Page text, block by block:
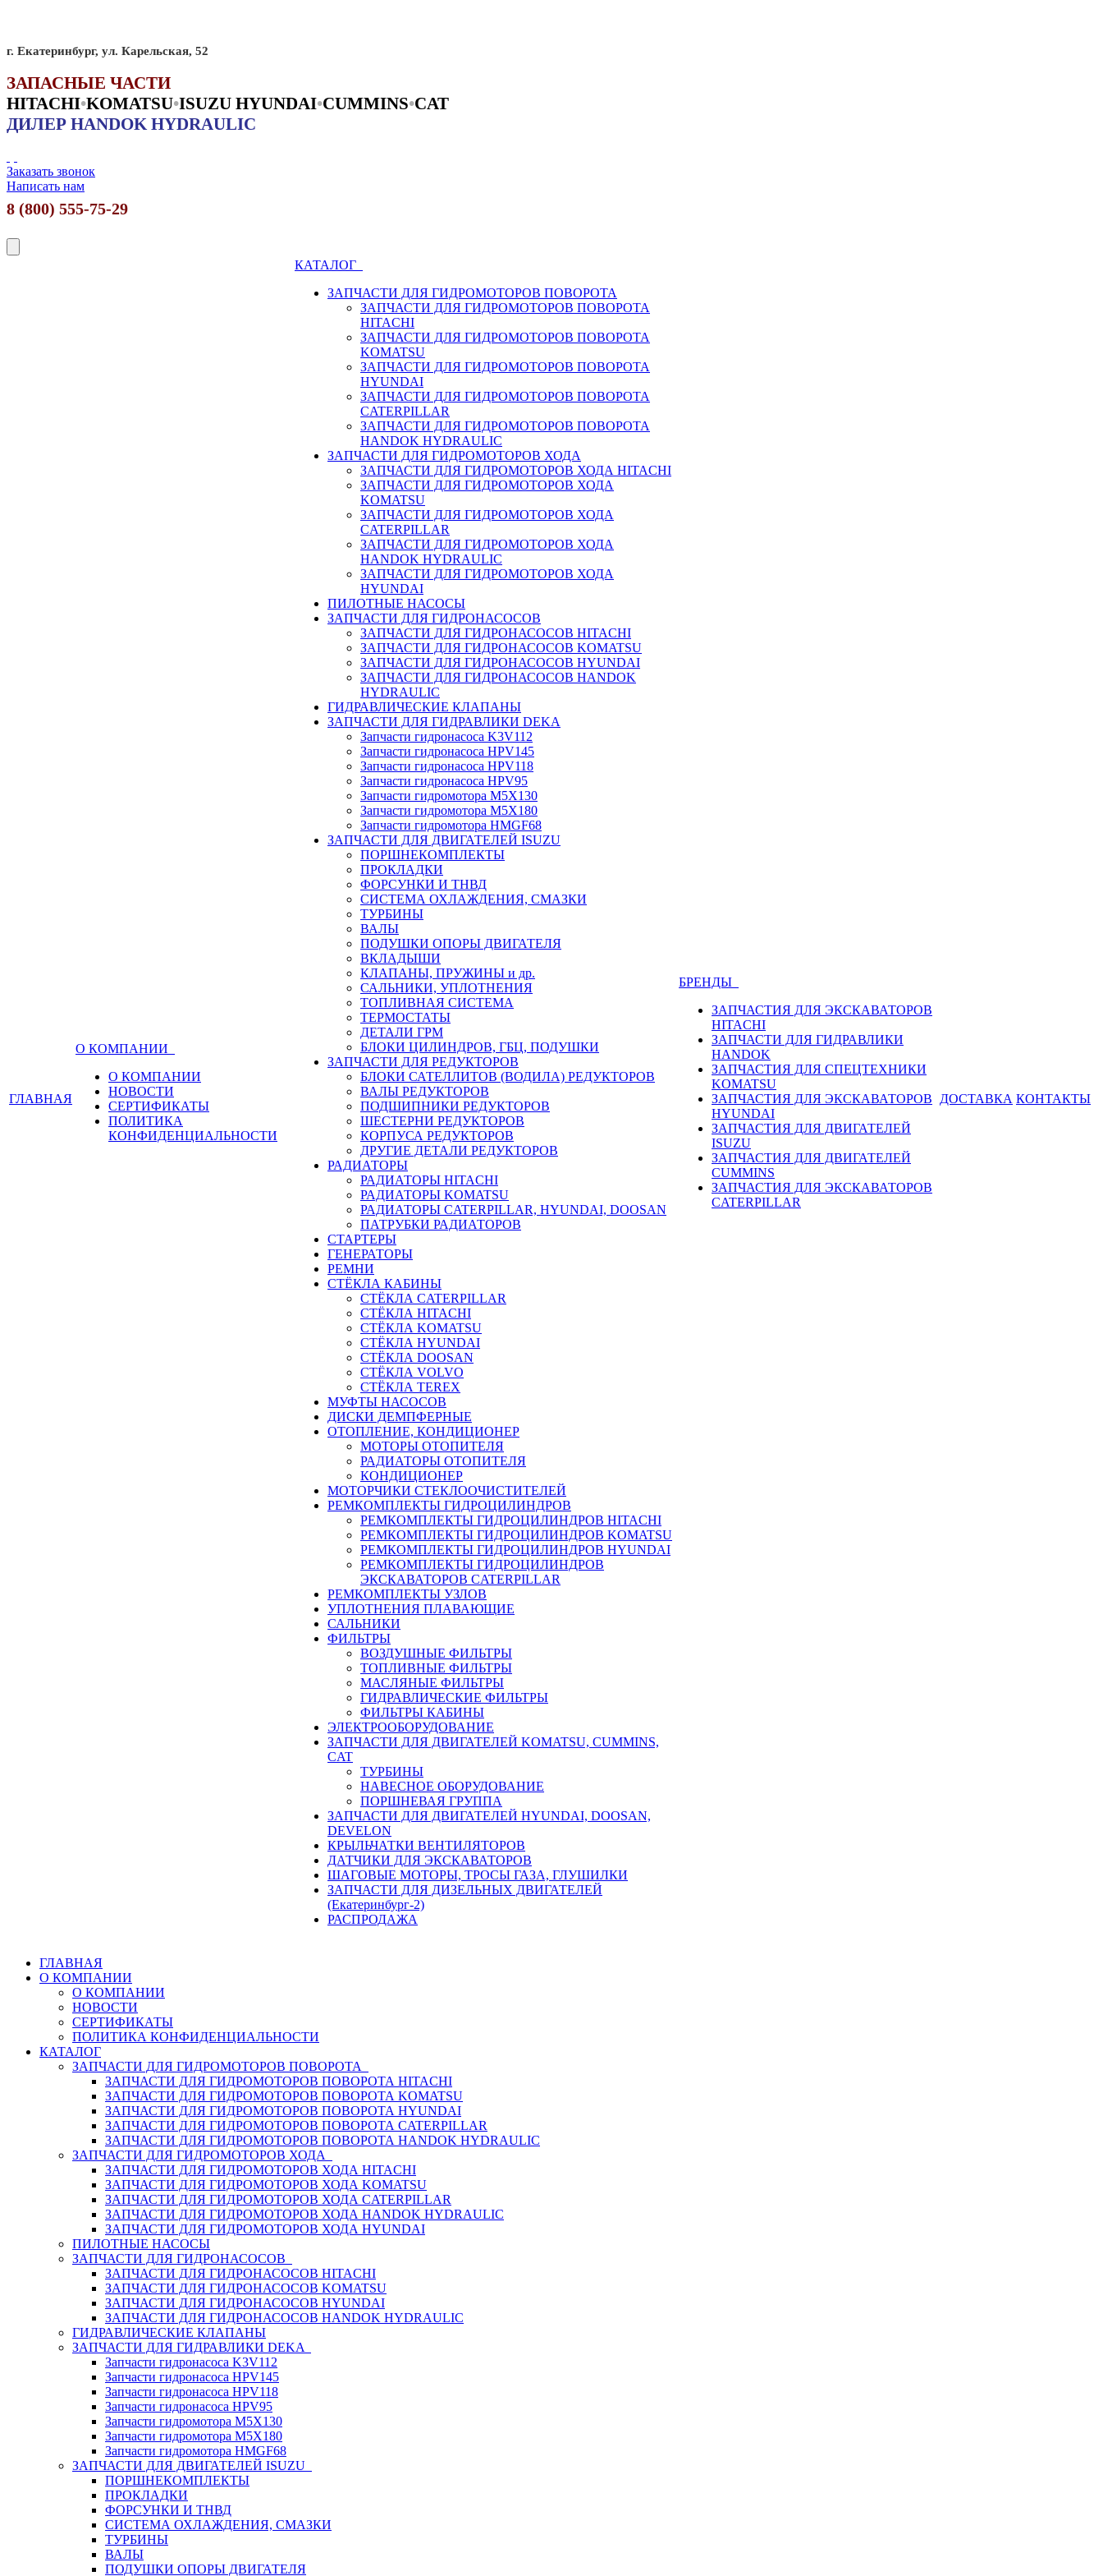
г. Екатеринбург, ул. Карельская, 52
ЗАПАСНЫЕ ЧАСТИ
HITACHI•KOMATSU•ISUZU HYUNDAI•CUMMINS•CAT
ДИЛЕР HANDOK HYDRAULIC
Заказать звонок
Написать нам
8 (800) 555-75-29
ГЛАВНАЯ
О КОМПАНИИ
О КОМПАНИИ
НОВОСТИ
СЕРТИФИКАТЫ
ПОЛИТИКА
КОНФИДЕНЦИАЛЬНОСТИ
КАТАЛОГ
ЗАПЧАСТИ ДЛЯ ГИДРОМОТОРОВ ПОВОРОТА
ЗАПЧАСТИ ДЛЯ ГИДРОМОТОРОВ ПОВОРОТА
HITACHI
ЗАПЧАСТИ ДЛЯ ГИДРОМОТОРОВ ПОВОРОТА
KOMATSU
ЗАПЧАСТИ ДЛЯ ГИДРОМОТОРОВ ПОВОРОТА
HYUNDAI
ЗАПЧАСТИ ДЛЯ ГИДРОМОТОРОВ ПОВОРОТА
CATERPILLAR
ЗАПЧАСТИ ДЛЯ ГИДРОМОТОРОВ ПОВОРОТА
HANDOK HYDRAULIC
ЗАПЧАСТИ ДЛЯ ГИДРОМОТОРОВ ХОДА
ЗАПЧАСТИ ДЛЯ ГИДРОМОТОРОВ ХОДА HITACHI
ЗАПЧАСТИ ДЛЯ ГИДРОМОТОРОВ ХОДА
KOMATSU
ЗАПЧАСТИ ДЛЯ ГИДРОМОТОРОВ ХОДА
CATERPILLAR
ЗАПЧАСТИ ДЛЯ ГИДРОМОТОРОВ ХОДА
HANDOK HYDRAULIC
ЗАПЧАСТИ ДЛЯ ГИДРОМОТОРОВ ХОДА
HYUNDAI
ПИЛОТНЫЕ НАСОСЫ
ЗАПЧАСТИ ДЛЯ ГИДРОНАСОСОВ
ЗАПЧАСТИ ДЛЯ ГИДРОНАСОСОВ HITACHI
ЗАПЧАСТИ ДЛЯ ГИДРОНАСОСОВ KOMATSU
ЗАПЧАСТИ ДЛЯ ГИДРОНАСОСОВ HYUNDAI
ЗАПЧАСТИ ДЛЯ ГИДРОНАСОСОВ HANDOK
HYDRAULIC
ГИДРАВЛИЧЕСКИЕ КЛАПАНЫ
ЗАПЧАСТИ ДЛЯ ГИДРАВЛИКИ DEKA
Запчасти гидронасоса K3V112
Запчасти гидронасоса HPV145
Запчасти гидронасоса HPV118
Запчасти гидронасоса HPV95
Запчасти гидромотора M5X130
Запчасти гидромотора M5X180
Запчасти гидромотора HMGF68
ЗАПЧАСТИ ДЛЯ ДВИГАТЕЛЕЙ ISUZU
ПОРШНЕКОМПЛЕКТЫ
ПРОКЛАДКИ
ФОРСУНКИ И ТНВД
СИСТЕМА ОХЛАЖДЕНИЯ, СМАЗКИ
ТУРБИНЫ
ВАЛЫ
ПОДУШКИ ОПОРЫ ДВИГАТЕЛЯ
ВКЛАДЫШИ
КЛАПАНЫ, ПРУЖИНЫ и др.
САЛЬНИКИ, УПЛОТНЕНИЯ
ТОПЛИВНАЯ СИСТЕМА
ТЕРМОСТАТЫ
ДЕТАЛИ ГРМ
БЛОКИ ЦИЛИНДРОВ, ГБЦ, ПОДУШКИ
ЗАПЧАСТИ ДЛЯ РЕДУКТОРОВ
БЛОКИ САТЕЛЛИТОВ (ВОДИЛА) РЕДУКТОРОВ
ВАЛЫ РЕДУКТОРОВ
ПОДШИПНИКИ РЕДУКТОРОВ
ШЕСТЕРНИ РЕДУКТОРОВ
КОРПУСА РЕДУКТОРОВ
ДРУГИЕ ДЕТАЛИ РЕДУКТОРОВ
РАДИАТОРЫ
РАДИАТОРЫ HITACHI
РАДИАТОРЫ KOMATSU
РАДИАТОРЫ CATERPILLAR, HYUNDAI, DOOSAN
ПАТРУБКИ РАДИАТОРОВ
СТАРТЕРЫ
ГЕНЕРАТОРЫ
РЕМНИ
СТЁКЛА КАБИНЫ
СТЁКЛА CATERPILLAR
СТЁКЛА HITACHI
СТЁКЛА KOMATSU
СТЁКЛА HYUNDAI
СТЁКЛА DOOSAN
СТЁКЛА VOLVO
СТЁКЛА TEREX
МУФТЫ НАСОСОВ
ДИСКИ ДЕМПФЕРНЫЕ
ОТОПЛЕНИЕ, КОНДИЦИОНЕР
МОТОРЫ ОТОПИТЕЛЯ
РАДИАТОРЫ ОТОПИТЕЛЯ
КОНДИЦИОНЕР
МОТОРЧИКИ СТЕКЛООЧИСТИТЕЛЕЙ
РЕМКОМПЛЕКТЫ ГИДРОЦИЛИНДРОВ
РЕМКОМПЛЕКТЫ ГИДРОЦИЛИНДРОВ HITACHI
РЕМКОМПЛЕКТЫ ГИДРОЦИЛИНДРОВ KOMATSU
РЕМКОМПЛЕКТЫ ГИДРОЦИЛИНДРОВ HYUNDAI
РЕМКОМПЛЕКТЫ ГИДРОЦИЛИНДРОВ
ЭКСКАВАТОРОВ CATERPILLAR
РЕМКОМПЛЕКТЫ УЗЛОВ
УПЛОТНЕНИЯ ПЛАВАЮЩИЕ
САЛЬНИКИ
ФИЛЬТРЫ
ВОЗДУШНЫЕ ФИЛЬТРЫ
ТОПЛИВНЫЕ ФИЛЬТРЫ
МАСЛЯНЫЕ ФИЛЬТРЫ
ГИДРАВЛИЧЕСКИЕ ФИЛЬТРЫ
ФИЛЬТРЫ КАБИНЫ
ЭЛЕКТРООБОРУДОВАНИЕ
ЗАПЧАСТИ ДЛЯ ДВИГАТЕЛЕЙ KOMATSU, CUMMINS,
CAT
ТУРБИНЫ
НАВЕСНОЕ ОБОРУДОВАНИЕ
ПОРШНЕВАЯ ГРУППА
ЗАПЧАСТИ ДЛЯ ДВИГАТЕЛЕЙ HYUNDAI, DOOSAN,
DEVELON
КРЫЛЬЧАТКИ ВЕНТИЛЯТОРОВ
ДАТЧИКИ ДЛЯ ЭКСКАВАТОРОВ
ШАГОВЫЕ МОТОРЫ, ТРОСЫ ГАЗА, ГЛУШИЛКИ
ЗАПЧАСТИ ДЛЯ ДИЗЕЛЬНЫХ ДВИГАТЕЛЕЙ
(Екатеринбург-2)
РАСПРОДАЖА
БРЕНДЫ
ЗАПЧАСТИЯ ДЛЯ ЭКСКАВАТОРОВ
HITACHI
ЗАПЧАСТИ ДЛЯ ГИДРАВЛИКИ
HANDOK
ЗАПЧАСТИЯ ДЛЯ СПЕЦТЕХНИКИ
KOMATSU
ЗАПЧАСТИЯ ДЛЯ ЭКСКАВАТОРОВ
HYUNDAI
ЗАПЧАСТИЯ ДЛЯ ДВИГАТЕЛЕЙ
ISUZU
ЗАПЧАСТИЯ ДЛЯ ДВИГАТЕЛЕЙ
CUMMINS
ЗАПЧАСТИЯ ДЛЯ ЭКСКАВАТОРОВ
CATERPILLAR
ДОСТАВКА КОНТАКТЫ
ГЛАВНАЯ
О КОМПАНИИ
О КОМПАНИИ
НОВОСТИ
СЕРТИФИКАТЫ
ПОЛИТИКА КОНФИДЕНЦИАЛЬНОСТИ
КАТАЛОГ
ЗАПЧАСТИ ДЛЯ ГИДРОМОТОРОВ ПОВОРОТА
ЗАПЧАСТИ ДЛЯ ГИДРОМОТОРОВ ПОВОРОТА HITACHI
ЗАПЧАСТИ ДЛЯ ГИДРОМОТОРОВ ПОВОРОТА KOMATSU
ЗАПЧАСТИ ДЛЯ ГИДРОМОТОРОВ ПОВОРОТА HYUNDAI
ЗАПЧАСТИ ДЛЯ ГИДРОМОТОРОВ ПОВОРОТА CATERPILLAR
ЗАПЧАСТИ ДЛЯ ГИДРОМОТОРОВ ПОВОРОТА HANDOK HYDRAULIC
ЗАПЧАСТИ ДЛЯ ГИДРОМОТОРОВ ХОДА
ЗАПЧАСТИ ДЛЯ ГИДРОМОТОРОВ ХОДА HITACHI
ЗАПЧАСТИ ДЛЯ ГИДРОМОТОРОВ ХОДА KOMATSU
ЗАПЧАСТИ ДЛЯ ГИДРОМОТОРОВ ХОДА CATERPILLAR
ЗАПЧАСТИ ДЛЯ ГИДРОМОТОРОВ ХОДА HANDOK HYDRAULIC
ЗАПЧАСТИ ДЛЯ ГИДРОМОТОРОВ ХОДА HYUNDAI
ПИЛОТНЫЕ НАСОСЫ
ЗАПЧАСТИ ДЛЯ ГИДРОНАСОСОВ
ЗАПЧАСТИ ДЛЯ ГИДРОНАСОСОВ HITACHI
ЗАПЧАСТИ ДЛЯ ГИДРОНАСОСОВ KOMATSU
ЗАПЧАСТИ ДЛЯ ГИДРОНАСОСОВ HYUNDAI
ЗАПЧАСТИ ДЛЯ ГИДРОНАСОСОВ HANDOK HYDRAULIC
ГИДРАВЛИЧЕСКИЕ КЛАПАНЫ
ЗАПЧАСТИ ДЛЯ ГИДРАВЛИКИ DEKA
Запчасти гидронасоса K3V112
Запчасти гидронасоса HPV145
Запчасти гидронасоса HPV118
Запчасти гидронасоса HPV95
Запчасти гидромотора M5X130
Запчасти гидромотора M5X180
Запчасти гидромотора HMGF68
ЗАПЧАСТИ ДЛЯ ДВИГАТЕЛЕЙ ISUZU
ПОРШНЕКОМПЛЕКТЫ
ПРОКЛАДКИ
ФОРСУНКИ И ТНВД
СИСТЕМА ОХЛАЖДЕНИЯ, СМАЗКИ
ТУРБИНЫ
ВАЛЫ
ПОДУШКИ ОПОРЫ ДВИГАТЕЛЯ